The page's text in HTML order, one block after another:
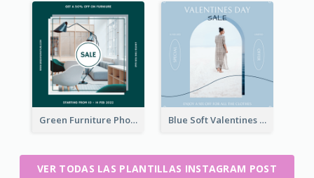
Green Furniture Photo Furniture Sale Instagram Post Blue Soft Valentines Day Limited Sale Instagram Post
VER TODAS LAS PLANTILLAS INSTAGRAM POST